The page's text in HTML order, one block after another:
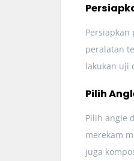
peralatan
lakukan uji
Pilih
Pilih angle
merekam
juga